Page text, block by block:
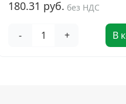
180.31 руб. без НДС
- + В